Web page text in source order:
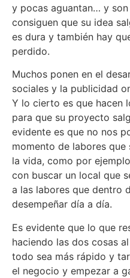
y pocas aguantan… y
consiguen que su idea
es dura y también hay
perdido.
Muchos ponen en el
sociales y la publicidad
Y lo cierto es que hacen
para que su proyecto
evidente es que no nos
momento de labores
la vida, como por
con buscar un local que
a las labores que dentro
desempeñar día a día.
Es evidente que lo que
haciendo las dos cosas
todo sea más rápido y
el negocio y empezar a